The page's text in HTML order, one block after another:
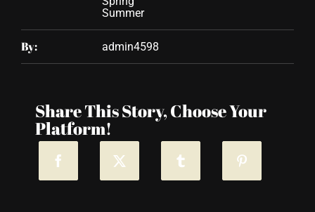
Summer
By: admin4598
Share This Story, Choose Your
Platform!